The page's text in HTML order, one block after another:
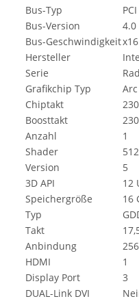
Bus-Typ
Bus-Version
4.0
Bus-Geschwindigkeitx16
Hersteller
Serie
Grafikchip Typ
Chiptakt
Boosttakt
Anzahl
1
Shader
Version
5
3D API
12
Speichergröße
16
Typ
Takt
Anbindung
HDMI
1
Display Port
3
DUAL-Link DVI